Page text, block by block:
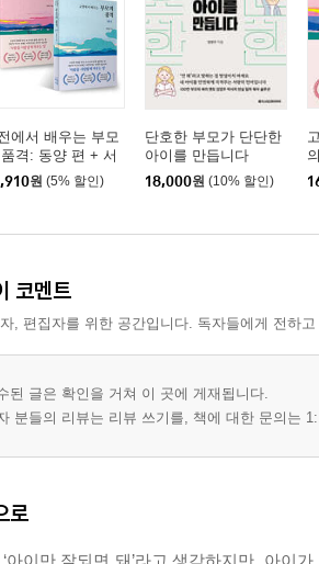
에서 배우는 부모
격: 동양 편 + 서
세트
원 (5% 할인)
단호한 부모가 단단한
아이를 만듭니다
18,000원 (10% 할인)
코멘트
, 편집자를 위한 공간입니다. 독자들에게 전하
된 글은 확인을 거쳐 이 곳에 게재됩니다.
분들의 리뷰는 리뷰 쓰기를, 책에 대한 문의는
로